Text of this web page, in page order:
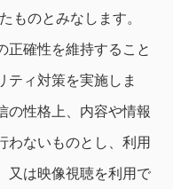
ものとみなします。
正確性を維持すること
ティ対策を実施しま
の性格上、内容や情報
わないものとし、利用
又は映像視聴を利用で